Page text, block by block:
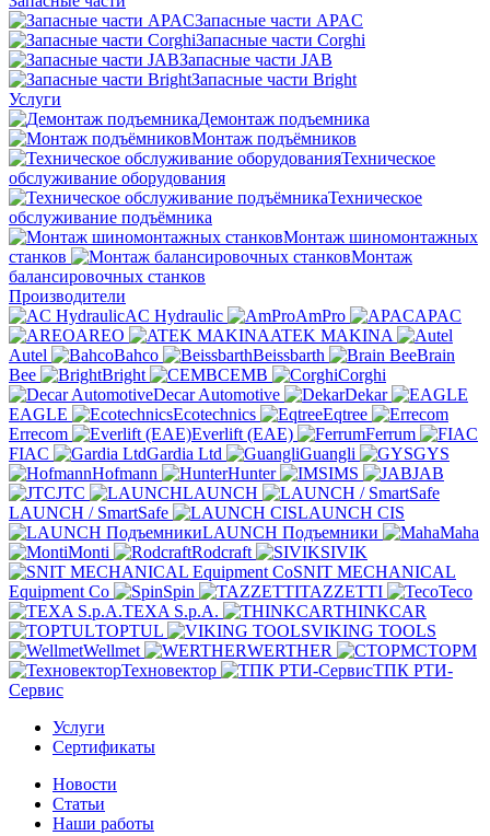
Запасные части APAC
Запасные части Corghi
Запасные части JAB
Запасные части Bright
Услуги
Демонтаж подъемника
Монтаж подъёмников
Техническое
обслуживание оборудования
Техническое
обслуживание подъёмника
Монтаж шиномонтажных
станков
Монтаж
балансировочных станков
Производители
AC Hydraulic
AmPro
APAC
AREO
ATEK MAKINA
Autel
Bahco Beissbarth
Brain
Bee
Bright CEMB
Corghi
Decar Automotive
Dekar
EAGLE
Ecotechnics
Eqtree
Errecom
Everlift (EAE)
Ferrum
FIAC
Gardia Ltd Guangli
GYS
Hofmann
Hunter IMS
JAB
JTC
LAUNCH
LAUNCH / SmartSafe
LAUNCH CIS
LAUNCH Подъемники
Maha
Monti
Rodcraft
SIVIK
SNIT MECHANICAL
Equipment Co
Spin TAZZETTI
Teco
TEXA S.p.A.
THINKCAR
TOPTUL
VIKING TOOLS
Wellmet
WERTHER
СТОРМ
Техновектор
ТПК РТИ-
Сервис
Услуги
Сертификаты
Новости
Статьи
Наши работы